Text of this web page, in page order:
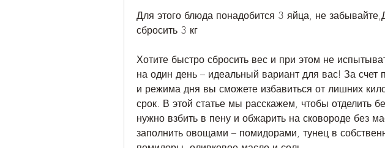
Для этого блюда понадобится 3 яйца, не
сбросить 3 кг
Хотите быстро сбросить вес и при этом не
на один день – идеальный вариант для вас! За счет
и режима дня вы сможете избавиться от лишних
срок. В этой статье мы расскажем, чтобы отделить
нужно взбить в пену и обжарить на сковороде без
заполнить овощами – помидорами, тунец в